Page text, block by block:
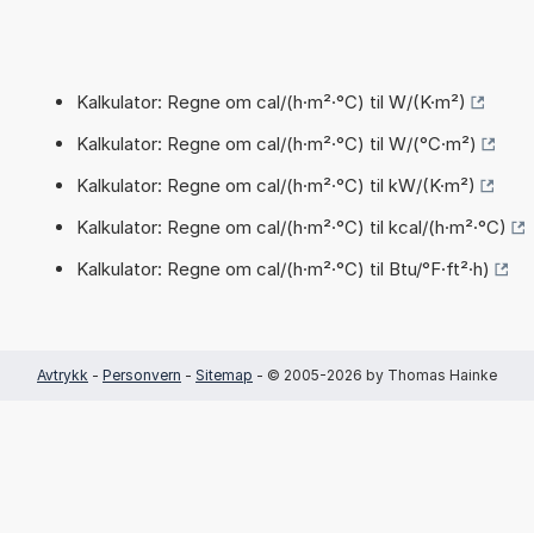
Kalkulator: Regne om cal/(h·m²·°C) til W/(K·m²)
Kalkulator: Regne om cal/(h·m²·°C) til W/(°C·m²)
Kalkulator: Regne om cal/(h·m²·°C) til kW/(K·m²)
Kalkulator: Regne om cal/(h·m²·°C) til kcal/(h·m²·°C)
Kalkulator: Regne om cal/(h·m²·°C) til Btu/°F·ft²·h)
Avtrykk - Personvern - Sitemap - © 2005-2026 by Thomas Hainke